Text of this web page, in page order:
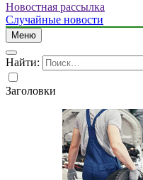
Новостная рассылка
Случайные новости
Меню
Найти:
Заголовки